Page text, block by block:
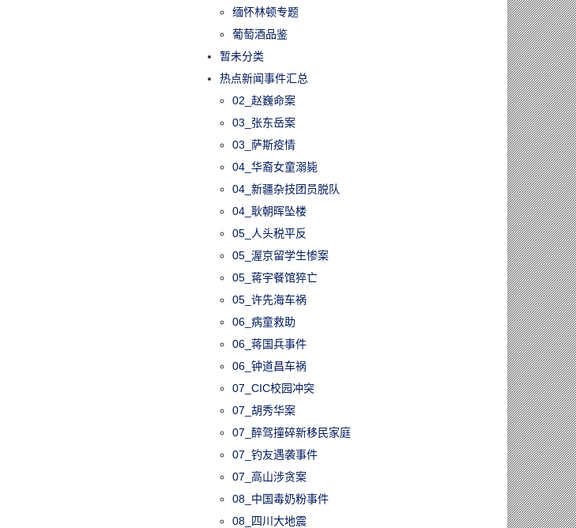
缅怀林顿专题
葡萄酒品鉴
暂未分类
热点新闻事件汇总
02_赵巍命案
03_张东岳案
03_萨斯疫情
04_华裔女童溺毙
04_新疆杂技团员脱队
04_耿朝晖坠楼
05_人头税平反
05_渥京留学生惨案
05_蒋宇餐馆猝亡
05_许先海车祸
06_病童救助
06_蒋国兵事件
06_钟道昌车祸
07_CIC校园冲突
07_胡秀华案
07_醉驾撞碎新移民家庭
07_钓友遇袭事件
07_高山涉贪案
08_中国毒奶粉事件
08_四川大地震